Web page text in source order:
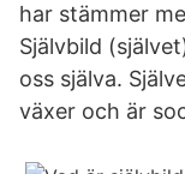
har stämmer
Självbild
oss själva.
växer och är